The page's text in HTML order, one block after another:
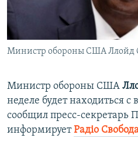
КРЫМ.НЕПОКОРЕННЫЙ
УКРАИНСКАЯ ПРОБЛЕМА КРЫМА
Министр обороны США Ллойд
Министр обороны США
неделе будет находиться
сообщил пресс-секретарь
информируетРадіо